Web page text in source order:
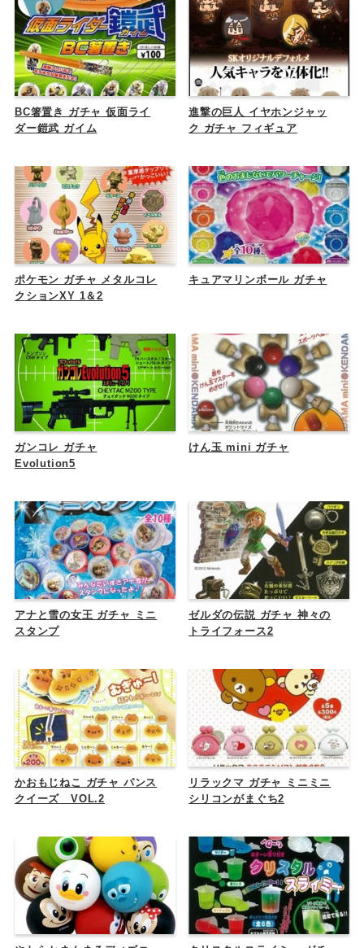
BC箸置き ガチャ 仮面ライ
ダー鎧武 ガイム
進撃の巨人 イヤホンジャッ
ク ガチャ フィギュア
ポケモン ガチャ メタルコレ
クションXY 1＆2
キュアマリンボール ガチャ
ガンコレ ガチャ
Evolution5
けん玉 mini ガチャ
アナと雪の女王 ガチャ ミニ
スタンプ
ゼルダの伝説 ガチャ 神々の
トライフォース2
かおもじねこ ガチャ パンス
クイーズ VOL.2
リラックマ ガチャ ミニミニ
シリコンがまぐち2